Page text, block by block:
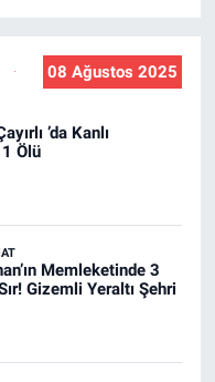
08 Ağustos 2025
’da Kanlı
Ölü
Memleketinde 3
Gizemli Yeraltı Şehri